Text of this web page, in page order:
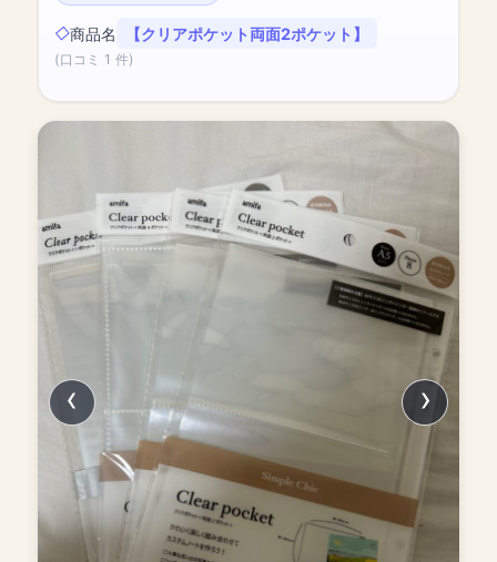
商品名 【クリアポケット両面2ポケット】
(口コミ 1 件)